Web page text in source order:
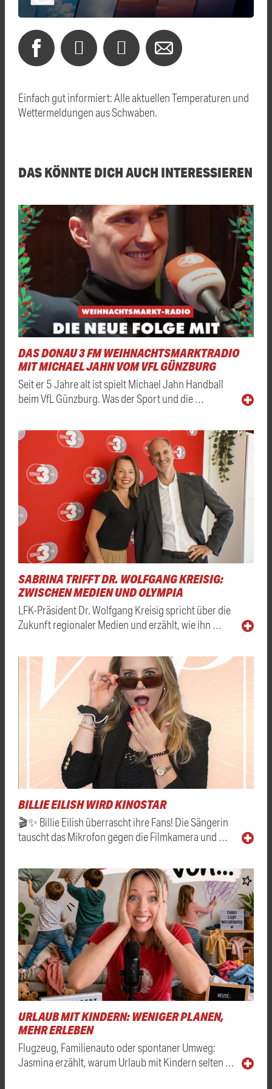
Einfach gut informiert: Alle aktuellen Temperaturen und
Wettermeldungen aus Schwaben.
DAS KÖNNTE DICH AUCH INTERESSIEREN
DAS DONAU 3 FM WEIHNACHTSMARKTRADIO
MIT MICHAEL JAHN VOM VFL GÜNZBURG
Seit er 5 Jahre alt ist spielt Michael Jahn Handball
beim VfL Günzburg. Was der Sport und die …
SABRINA TRIFFT DR. WOLFGANG KREISIG:
ZWISCHEN MEDIEN UND OLYMPIA
LFK-Präsident Dr. Wolfgang Kreisig spricht über die
Zukunft regionaler Medien und erzählt, wie ihn …
BILLIE EILISH WIRD KINOSTAR
🎬✨ Billie Eilish überrascht ihre Fans! Die Sängerin
tauscht das Mikrofon gegen die Filmkamera und …
URLAUB MIT KINDERN: WENIGER PLANEN,
MEHR ERLEBEN
Flugzeug, Familienauto oder spontaner Umweg:
Jasmina erzählt, warum Urlaub mit Kindern selten …